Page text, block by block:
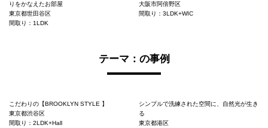
りをかなえたお部屋
東京都世田谷区
間取り：1LDK
大阪市阿倍野区
間取り：3LDK+WIC
テーマ：の事例
こだわりの【BROOKLYN STYLE 】
東京都渋谷区
間取り：2LDK+Hall
シンプルで洗練された空間に、自然光が生き
る
東京都港区